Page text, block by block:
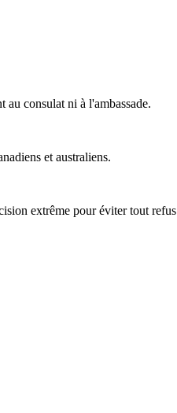
consulat ni à l'ambassade.
et australiens.
extrême pour éviter tout refus